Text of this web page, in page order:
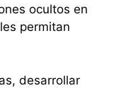
ocultos en
permitan
desarrollar